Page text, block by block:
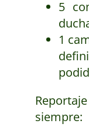
5
1
siempre: